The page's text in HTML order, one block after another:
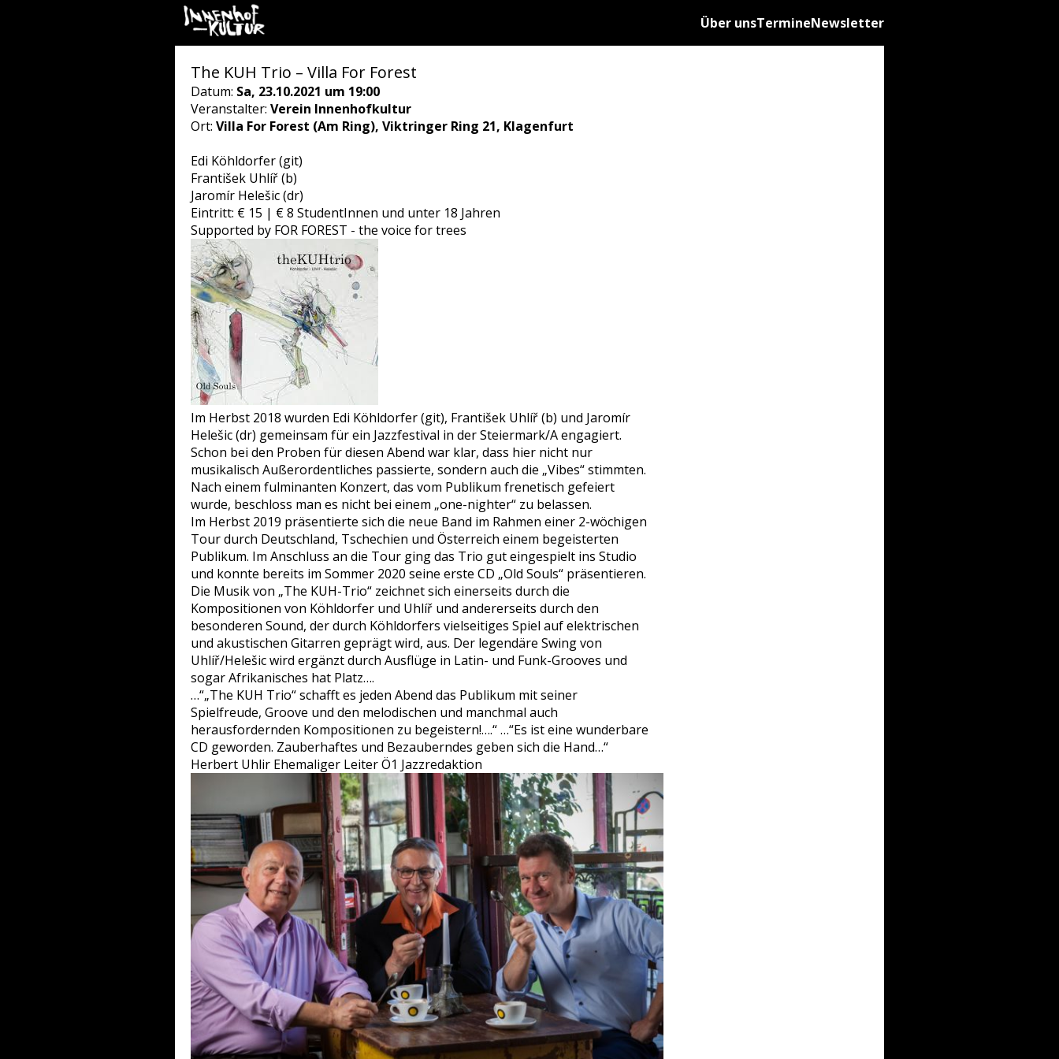
Über unsTermineNewsletter
The KUH Trio – Villa For Forest
Datum: Sa, 23.10.2021 um 19:00
Veranstalter: Verein Innenhofkultur
Ort: Villa For Forest (Am Ring), Viktringer Ring 21, Klagenfurt
Edi Köhldorfer (git)
František Uhlíř (b)
Jaromír Helešic (dr)
Eintritt: € 15 | € 8 StudentInnen und unter 18 Jahren
Supported by FOR FOREST - the voice for trees
Im Herbst 2018 wurden Edi Köhldorfer (git), František Uhlíř (b) und Jaromír
Helešic (dr) gemeinsam für ein Jazzfestival in der Steiermark/A engagiert.
Schon bei den Proben für diesen Abend war klar, dass hier nicht nur
musikalisch Außerordentliches passierte, sondern auch die „Vibes“ stimmten.
Nach einem fulminanten Konzert, das vom Publikum frenetisch gefeiert
wurde, beschloss man es nicht bei einem „one-nighter“ zu belassen.
Im Herbst 2019 präsentierte sich die neue Band im Rahmen einer 2-wöchigen
Tour durch Deutschland, Tschechien und Österreich einem begeisterten
Publikum. Im Anschluss an die Tour ging das Trio gut eingespielt ins Studio
und konnte bereits im Sommer 2020 seine erste CD „Old Souls“ präsentieren.
Die Musik von „The KUH-Trio“ zeichnet sich einerseits durch die
Kompositionen von Köhldorfer und Uhlíř und andererseits durch den
besonderen Sound, der durch Köhldorfers vielseitiges Spiel auf elektrischen
und akustischen Gitarren geprägt wird, aus. Der legendäre Swing von
Uhlíř/Helešic wird ergänzt durch Ausflüge in Latin- und Funk-Grooves und
sogar Afrikanisches hat Platz….
…“„The KUH Trio“ schafft es jeden Abend das Publikum mit seiner
Spielfreude, Groove und den melodischen und manchmal auch
herausfordernden Kompositionen zu begeistern!….“ …“Es ist eine wunderbare
CD geworden. Zauberhaftes und Bezauberndes geben sich die Hand…“
Herbert Uhlir Ehemaliger Leiter Ö1 Jazzredaktion